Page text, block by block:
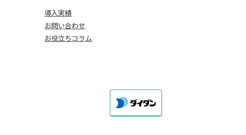
導入実績
お問い合わせ
お役立ちコラム